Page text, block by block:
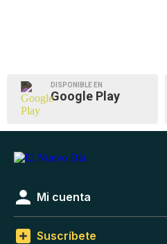
DISPONIBLE EN
Google Play
Mi cuenta
Suscríbete